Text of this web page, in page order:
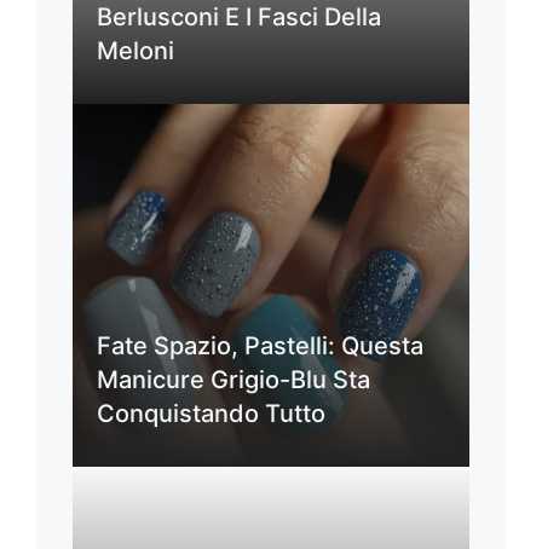
Berlusconi E I Fasci Della
Meloni
Fate Spazio, Pastelli: Questa
Manicure Grigio-Blu Sta
Conquistando Tutto